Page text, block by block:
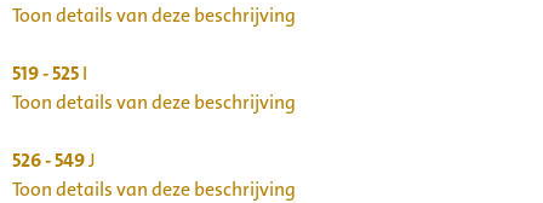
Toon details van deze beschrijving
519 - 525I
Toon details van deze beschrijving
526 - 549J
Toon details van deze beschrijving